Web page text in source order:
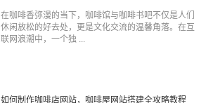
在咖啡香弥漫的当下，咖啡馆与咖啡书吧不仅是人们
休闲放松的好去处，更是文化交流的温馨角落。在互
联网浪潮中，一个独 ...
如何制作咖啡店网站，咖啡屋网站搭建全攻略教程